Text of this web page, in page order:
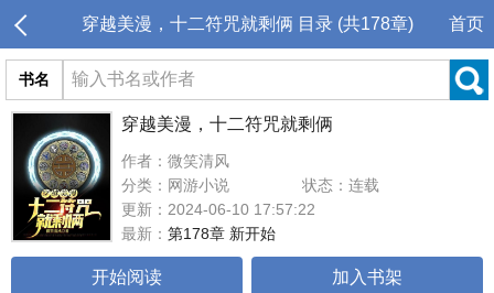
穿越美漫，十二符咒就剩俩 目录 (共178章) 首页
书名
穿越美漫，十二符咒就剩俩
作者：微笑清风
分类：网游小说
状态：连载
更新：2024-06-10 17:57:22
最新： 第178章 新开始
开始阅读 加入书架